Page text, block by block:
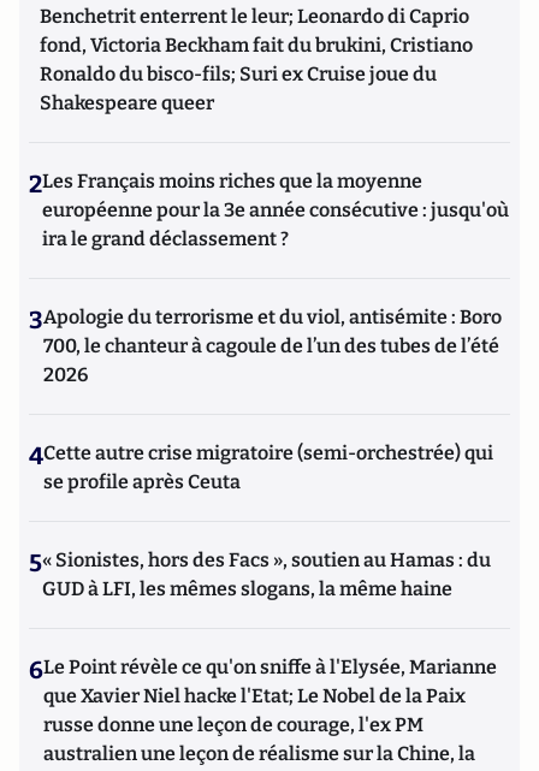
Benchetrit enterrent le leur; Leonardo di Caprio
fond, Victoria Beckham fait du brukini, Cristiano
Ronaldo du bisco-fils; Suri ex Cruise joue du
Shakespeare queer
2Les Français moins riches que la moyenne
européenne pour la 3e année consécutive : jusqu'où
ira le grand déclassement ?
3Apologie du terrorisme et du viol, antisémite : Boro
700, le chanteur à cagoule de l’un des tubes de l’été
2026
4Cette autre crise migratoire (semi-orchestrée) qui
se profile après Ceuta
5« Sionistes, hors des Facs », soutien au Hamas : du
GUD à LFI, les mêmes slogans, la même haine
6Le Point révèle ce qu'on sniffe à l'Elysée, Marianne
que Xavier Niel hacke l'Etat; Le Nobel de la Paix
russe donne une leçon de courage, l'ex PM
australien une leçon de réalisme sur la Chine, la